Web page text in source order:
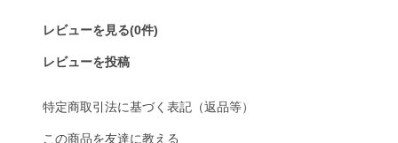
レビューを見る(0件)
レビューを投稿
特定商取引法に基づく表記（返品等）
この商品を友達に教える